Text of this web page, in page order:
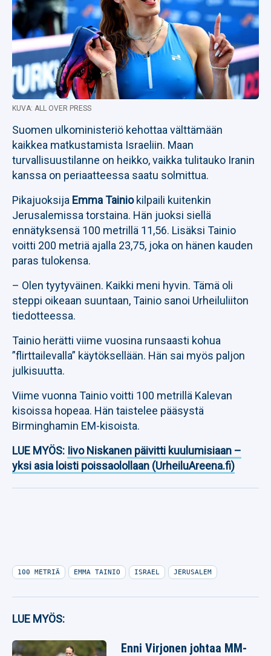
KUVA: ALL OVER PRESS
Suomen ulkoministeriö kehottaa välttämään
kaikkea matkustamista Israeliin. Maan
turvallisuustilanne on heikko, vaikka tulitauko Iranin
kanssa on periaatteessa saatu solmittua.
Pikajuoksija Emma Tainiokilpaili kuitenkin
Jerusalemissa torstaina. Hän juoksi siellä
ennätyksensä 100 metrillä 11,56. Lisäksi Tainio
voitti 200 metriä ajalla 23,75, joka on hänen kauden
paras tulokensa.
– Olen tyytyväinen. Kaikki meni hyvin. Tämä oli
steppi oikeaan suuntaan, Tainio sanoi Urheiluliiton
tiedotteessa.
Tainio herätti viime vuosina runsaasti kohua
”flirttailevalla” käytöksellään. Hän sai myös paljon
julkisuutta.
Viime vuonna Tainio voitti 100 metrillä Kalevan
kisoissa hopeaa. Hän taistelee pääsystä
Birminghamin EM-kisoista.
LUE MYÖS: Iivo Niskanen päivitti kuulumisiaan –
yksi asia loisti poissaolollaan (UrheiluAreena.fi)
100 METRIÄ EMMA TAINIO ISRAEL JERUSALEM
LUE MYÖS:
Enni Virjonen johtaa MM-